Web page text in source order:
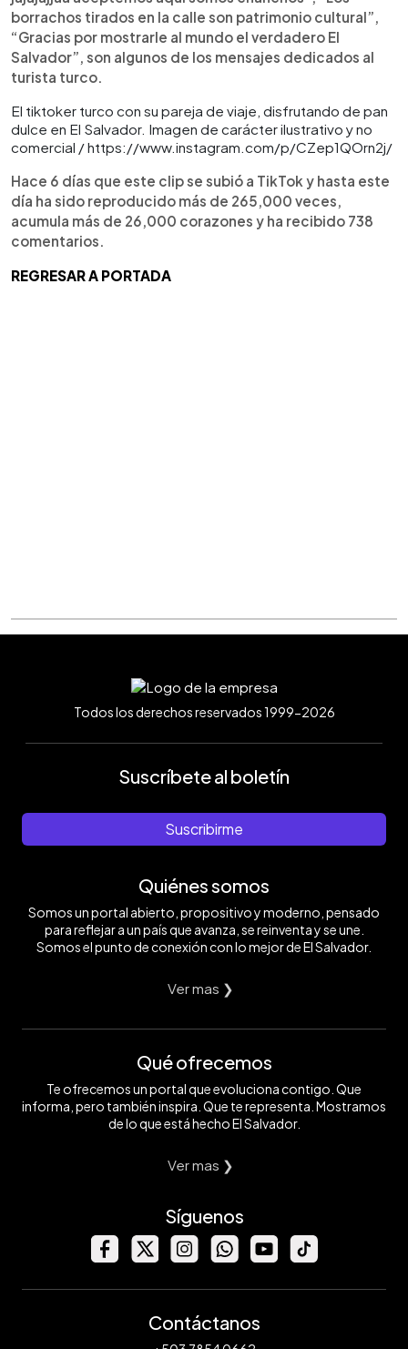
borrachos tirados en la calle son patrimonio cultural”,
“Gracias por mostrarle al mundo el verdadero El
Salvador”, son algunos de los mensajes dedicados al
turista turco.
El tiktoker turco con su pareja de viaje, disfrutando de pan
dulce en El Salvador. Imagen de carácter ilustrativo y no
comercial / https://www.instagram.com/p/CZep1QOrn2j/
Hace 6 días que este clip se subió a TikTok y hasta este
día ha sido reproducido más de 265,000 veces,
acumula más de 26,000 corazones y ha recibido 738
comentarios.
REGRESAR A PORTADA
Todos los derechos reservados 1999-2026
Suscríbete al boletín
Suscribirme
Quiénes somos
Somos un portal abierto, propositivo y moderno, pensado
para reflejar a un país que avanza, se reinventa y se une.
Somos el punto de conexión con lo mejor de El Salvador.
Ver mas ❯
Qué ofrecemos
Te ofrecemos un portal que evoluciona contigo. Que
informa, pero también inspira. Que te representa. Mostramos
de lo que está hecho El Salvador.
Ver mas ❯
Síguenos
Contáctanos